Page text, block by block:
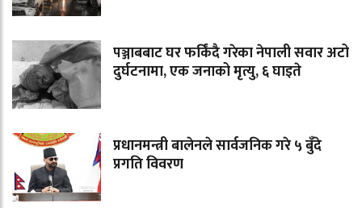
पञ्जाबबाट घर फर्किंदै गरेका नेपाली सवार अटो
दुर्घटनामा, एक जनाको मृत्यु, ६ घाइते
प्रधानमन्त्री बालेनले सार्वजनिक गरे ५ बुँदे
प्रगति विवरण